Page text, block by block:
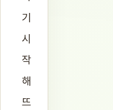
기
시
작
해
뜨